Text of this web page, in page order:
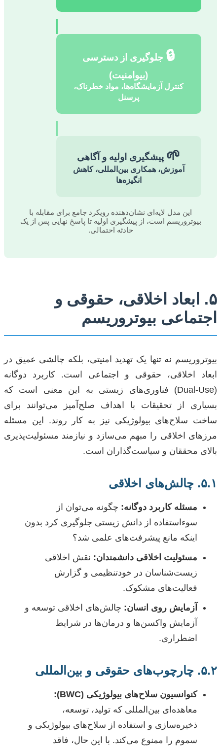
🔒 جلوگیری از دسترسی
(بیو‌امنیت)
کنترل آزمایشگاه‌ها، مواد خطرناک،
پرسنل
🌱 پیشگیری اولیه و آگاهی
آموزش، همکاری بین‌المللی، کاهش
انگیزه‌ها
این مدل لایه‌ای نشان‌دهنده رویکرد جامع برای مقابله با
بیوتروریسم است، از پیشگیری اولیه تا پاسخ نهایی پس از یک
حادثه احتمالی.
۵. ابعاد اخلاقی، حقوقی و
اجتماعی بیوتروریسم
بیوتروریسم نه تنها یک تهدید امنیتی، بلکه چالشی عمیق در
ابعاد اخلاقی، حقوقی و اجتماعی است. کاربرد دوگانه
(Dual-Use) فناوری‌های زیستی به این معنی است که
بسیاری از تحقیقات با اهداف صلح‌آمیز می‌توانند برای
ساخت سلاح‌های بیولوژیکی نیز به کار روند. این مسئله
مرزهای اخلاقی را مبهم می‌سازد و نیازمند مسئولیت‌پذیری
بالای محققان و سیاست‌گذاران است.
۵.۱. چالش‌های اخلاقی
مسئله کاربرد دوگانه: چگونه می‌توان از
سوءاستفاده از دانش زیستی جلوگیری کرد بدون
اینکه مانع پیشرفت‌های علمی شد؟
مسئولیت اخلاقی دانشمندان: نقش اخلاقی
زیست‌شناسان در خودتنظیمی و گزارش
فعالیت‌های مشکوک.
آزمایش روی انسان: چالش‌های اخلاقی توسعه و
آزمایش واکسن‌ها و درمان‌ها در شرایط
اضطراری.
۵.۲. چارچوب‌های حقوقی و بین‌المللی
کنوانسیون سلاح‌های بیولوژیکی (BWC):
معاهده‌ای بین‌المللی که تولید، توسعه،
ذخیره‌سازی و استفاده از سلاح‌های بیولوژیکی و
سموم را ممنوع می‌کند. با این حال، فاقد